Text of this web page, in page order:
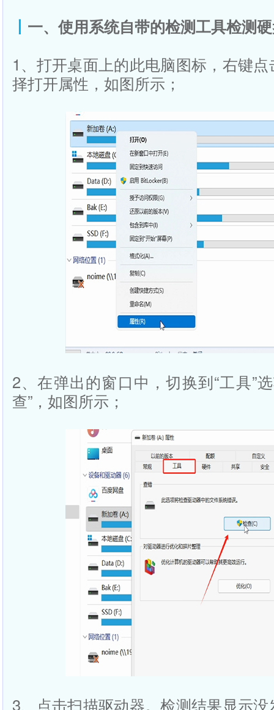
丨 一、使用系统自带的检测工具检测
1、打开桌面上的此电脑图标，右键
择打开属性，如图所示；
2、在弹出的窗口中，切换到“工具”
查”，如图所示；
3、点击扫描驱动器。检测结果显示